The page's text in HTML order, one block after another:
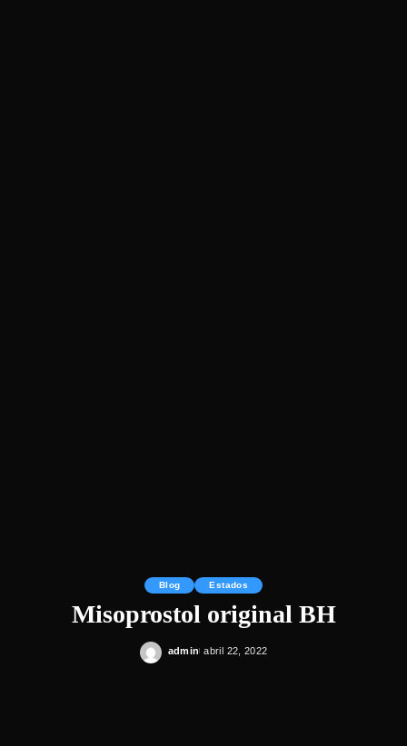
Blog Estados
Misoprostol original BH
Posted
admin abril 22, 2022